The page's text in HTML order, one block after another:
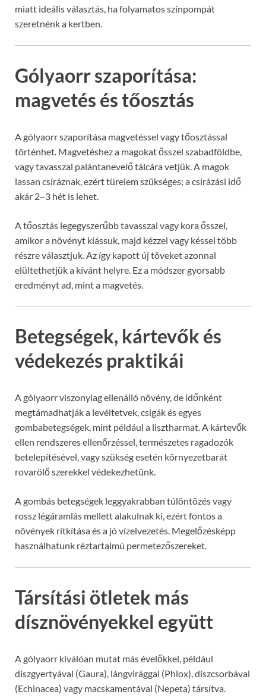
miatt ideális választás, ha folyamatos színpompát
szeretnénk a kertben.
Gólyaorr szaporítása:
magvetés és tőosztás
A gólyaorr szaporítása magvetéssel vagy tőosztással
történhet. Magvetéshez a magokat ősszel szabadföldbe,
vagy tavasszal palántanevelő tálcára vetjük. A magok
lassan csíráznak, ezért türelem szükséges; a csírázási idő
akár 2–3 hét is lehet.
A tőosztás legegyszerűbb tavasszal vagy kora ősszel,
amikor a növényt kiássuk, majd kézzel vagy késsel több
részre választjuk. Az így kapott új töveket azonnal
elültethetjük a kívánt helyre. Ez a módszer gyorsabb
eredményt ad, mint a magvetés.
Betegségek, kártevők és
védekezés praktikái
A gólyaorr viszonylag ellenálló növény, de időnként
megtámadhatják a levéltetvek, csigák és egyes
gombabetegségek, mint például a lisztharmat. A kártevők
ellen rendszeres ellenőrzéssel, természetes ragadozók
betelepítésével, vagy szükség esetén környezetbarát
rovarölő szerekkel védekezhetünk.
A gombás betegségek leggyakrabban túlöntözés vagy
rossz légáramlás mellett alakulnak ki, ezért fontos a
növények ritkítása és a jó vízelvezetés. Megelőzésképp
használhatunk réztartalmú permetezőszereket.
Társítási ötletek más
dísznövényekkel együtt
A gólyaorr kiválóan mutat más évelőkkel, például
díszgyertyával (Gaura), lángvirággal (Phlox), díszcsorbával
(Echinacea) vagy macskamentával (Nepeta) társítva.